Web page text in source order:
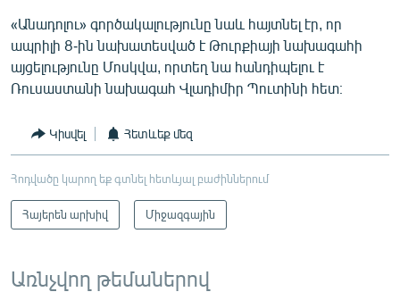
«Անադոլու» գործակալությունը նաև հայտնել էր, որ
ապրիլի 8-ին նախատեսված է Թուրքիայի նախագահի
այցելությունը Մոսկվա, որտեղ նա հանդիպելու է
Ռուսաստանի նախագահ Վլադիմիր Պուտինի հետ։
Կիսվել Հետևեք մեզ
Հոդվածը կարող եք գտնել հետևյալ բաժիններում
Հայերեն արխիվ Միջազգային
Առնչվող թեմաներով